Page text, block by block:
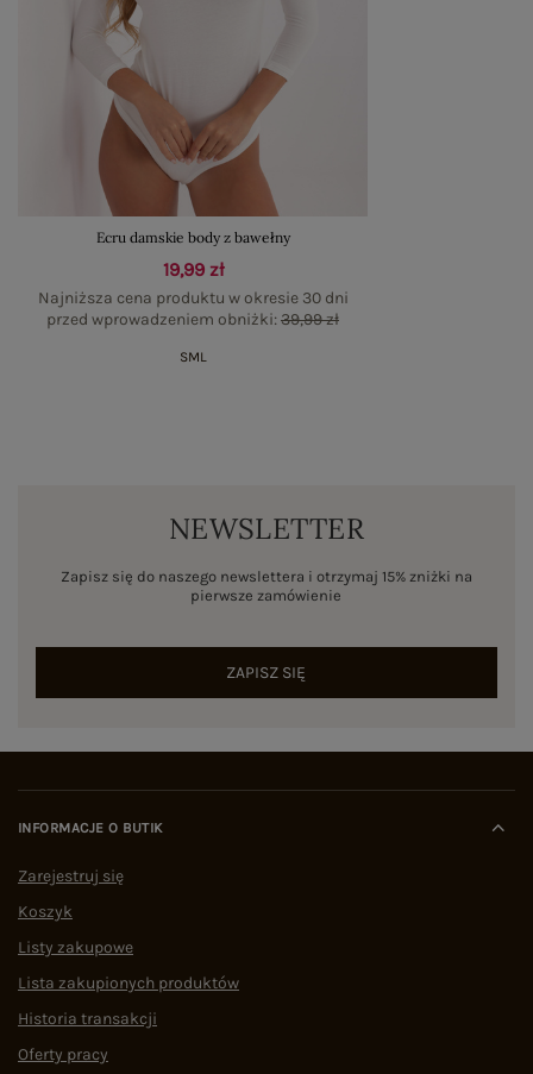
Ecru damskie body z bawełny
19,99 zł
Najniższa cena produktu w okresie 30 dni
przed wprowadzeniem obniżki:39,99 zł
SML
NEWSLETTER
Zapisz się do naszego newslettera i otrzymaj 15% zniżki na
pierwsze zamówienie
ZAPISZ SIĘ
INFORMACJE O BUTIK
Zarejestruj się
Koszyk
Listy zakupowe
Lista zakupionych produktów
Historia transakcji
Oferty pracy